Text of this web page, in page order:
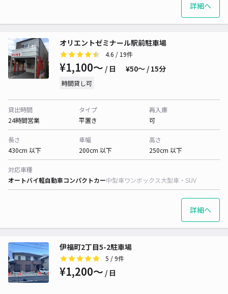
詳細へ
オリエントゼミナール駅前駐車場
4.6 / 19件
¥1,100〜 / 日 ¥50〜 / 15分
時間貸し可
貸出時間
24時間営業
タイプ
平置き
再入庫
可
長さ
430cm 以下
車幅
200cm 以下
高さ
250cm 以下
対応車種
オートバイ軽自動車コンパクトカー中型車ワンボックス大型車・SUV
詳細へ
伊福町2丁目5-2駐車場
5 / 9件
¥1,200〜 / 日